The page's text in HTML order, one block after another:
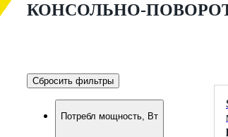
КОНСОЛЬНО-
Сбросить фильтры
Потребл мощность, Вт